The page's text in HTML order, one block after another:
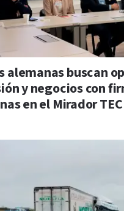
alemanas buscan
y negocios con
en el Mirador TEC